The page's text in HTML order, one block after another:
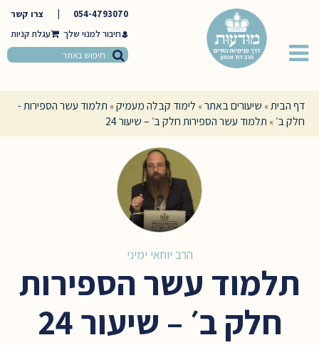
054-4793070
צרו קשר
חיבור למנוי שלך
דף הבית» שיעורים באתר» לימוד קבלה מעמיק» תלמוד עשר הספירות -
חלק ב׳ » תלמוד עשר הספירות חלק ב׳ – שיעור 24
הרב יוחאי ימיני
תלמוד עשר הספירות
חלק ב׳ – שיעור 24